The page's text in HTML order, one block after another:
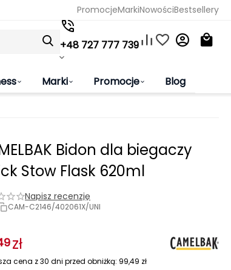
PromocjeMarkiNowościBestsellery
+48 727 777 739
Marki Promocje Blog
Bidon dla biegaczy
Stow Flask 620ml
Napisz recenzję
CAM-C2146/402061X/UNI
zł
cena z 30 dni przed obniżką: 99,49 zł